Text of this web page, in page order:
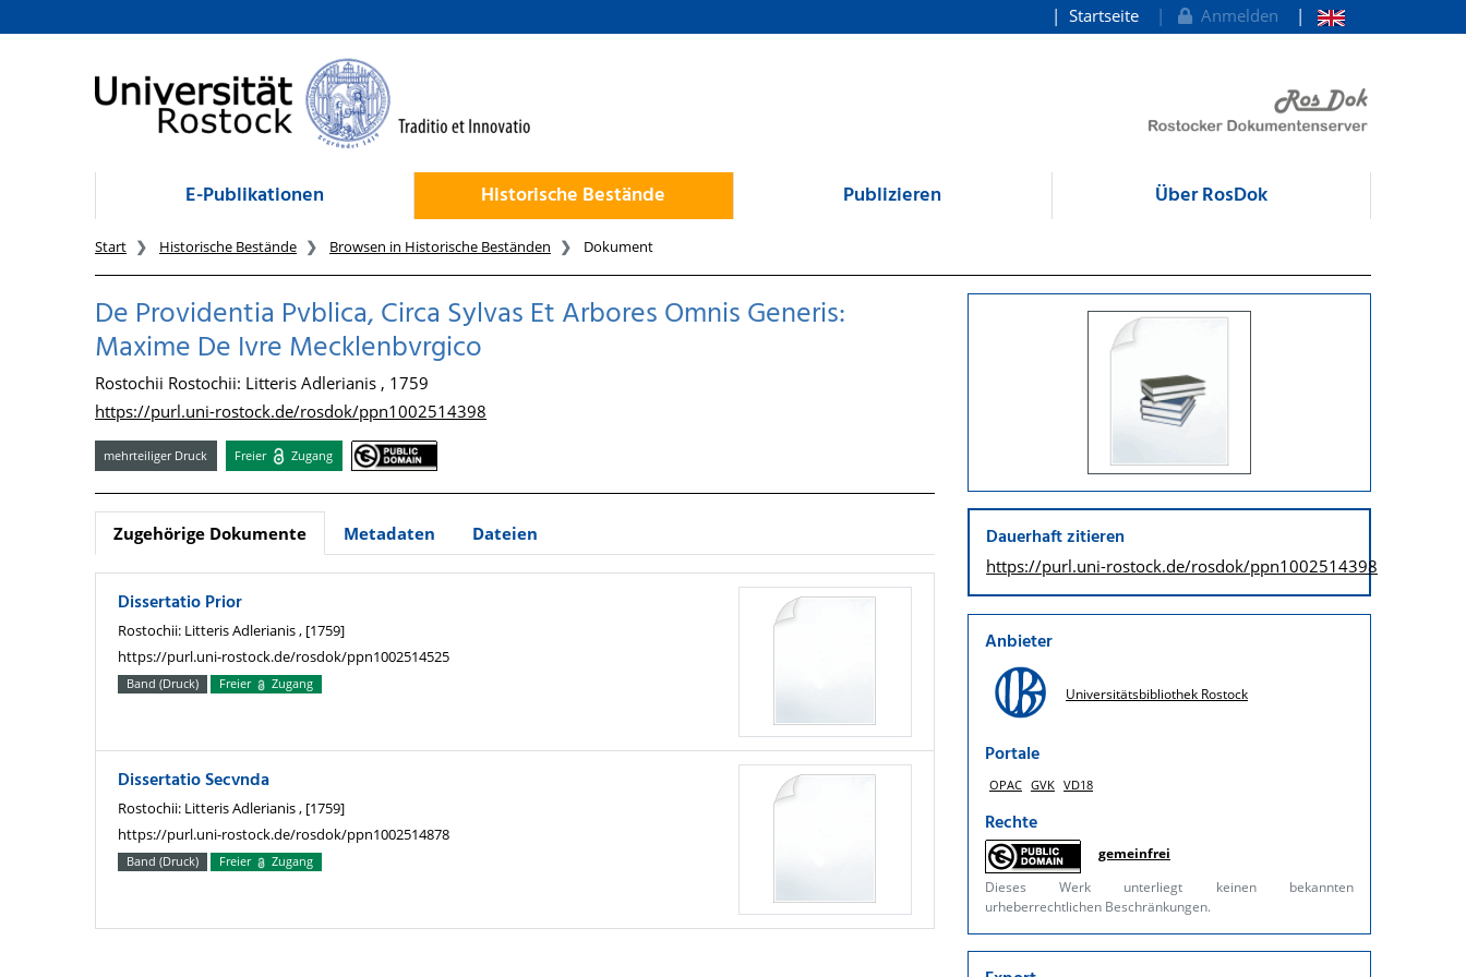
zum Inhalt
Startseite Anmelden
E-Publikationen Historische Bestände Publizieren Über RosDok
Start Historische Bestände Browsen in Historische Beständen Dokument
De Providentia Pvblica, Circa Sylvas Et Arbores Omnis Generis:
Maxime De Ivre Mecklenbvrgico
Rostochii Rostochii: Litteris Adlerianis , 1759
https://purl.uni-rostock.de/rosdok/ppn1002514398
mehrteiliger Druck Freier Zugang
Zugehörige Dokumente Metadaten Dateien
Dissertatio Prior
Rostochii: Litteris Adlerianis , [1759]
https://purl.uni-rostock.de/rosdok/ppn1002514525
Band (Druck) Freier Zugang
Dissertatio Secvnda
Rostochii: Litteris Adlerianis , [1759]
https://purl.uni-rostock.de/rosdok/ppn1002514878
Band (Druck) Freier Zugang
Dauerhaft zitieren
https://purl.uni-rostock.de/rosdok/ppn1002514398
Anbieter
Universitätsbibliothek Rostock
Portale
OPAC GVK VD18
Rechte
gemeinfrei
Dieses Werk unterliegt keinen bekannten
urheberrechtlichen Beschränkungen.